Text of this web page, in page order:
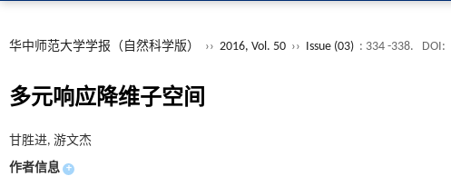
华中师范大学学报（自然科学版） ›› 2016, Vol. 50 ›› Issue (03) : 334 -338. DOI:
多元响应降维子空间
甘胜进, 游文杰
作者信息 +